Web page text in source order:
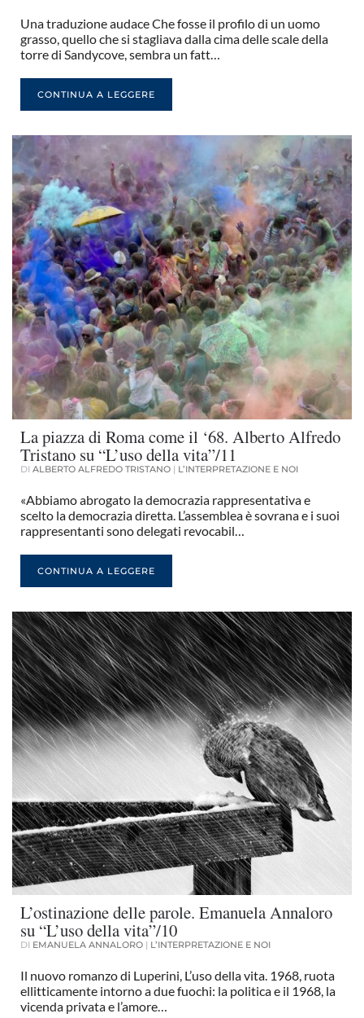
Una traduzione audace Che fosse il profilo di un uomo
grasso, quello che si stagliava dalla cima delle scale della
torre di Sandycove, sembra un fatt…
CONTINUA A LEGGERE
La piazza di Roma come il ‘68. Alberto Alfredo
Tristano su “L’uso della vita”/11
DI ALBERTO ALFREDO TRISTANO | L’INTERPRETAZIONE E NOI
«Abbiamo abrogato la democrazia rappresentativa e
scelto la democrazia diretta. L’assemblea è sovrana e i suoi
rappresentanti sono delegati revocabil…
CONTINUA A LEGGERE
L’ostinazione delle parole. Emanuela Annaloro
su “L’uso della vita”/10
DI EMANUELA ANNALORO | L’INTERPRETAZIONE E NOI
Il nuovo romanzo di Luperini, L’uso della vita. 1968, ruota
ellitticamente intorno a due fuochi: la politica e il 1968, la
vicenda privata e l’amore…